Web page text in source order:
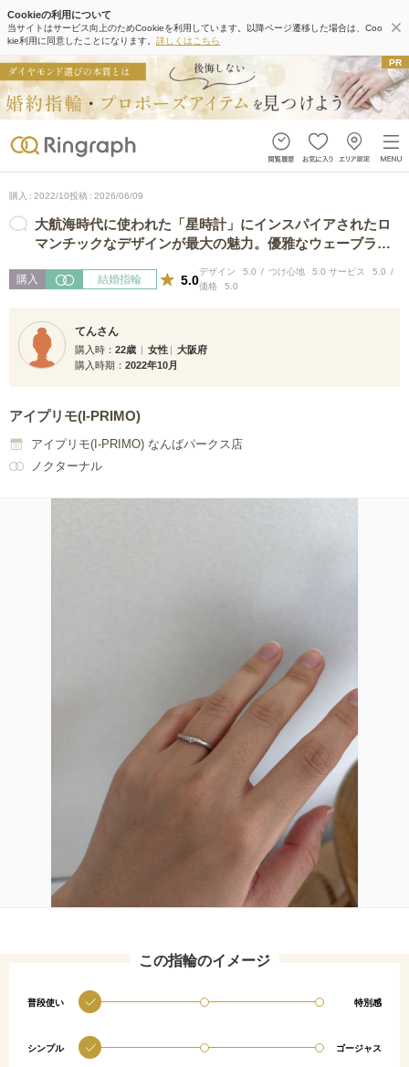
Cookieの利用について
当サイトはサービス向上のためCookieを利用しています。以降ページ遷移した場合は、Coo
kie利用に同意したことになります。 詳しくはこちら
購入 2022/10投稿 2026/06/09
大航海時代に使われた「星時計」にインスパイアされたロ
マンチックなデザインが最大の魅力。優雅なウェーブライ
購入 結婚指輪 5.0
デザイン 5.0 つけ心地 5.0 サービス
5.0
価格
5.0
てんさん
購入時 22歳 女性
大阪府
購入時期
2022年10月
アイプリモ(I-PRIMO)
アイプリモ(I-PRIMO) なんばパークス店
ノクターナル
この指輪のイメージ
普段使い 特別感
シンプル ゴージャス